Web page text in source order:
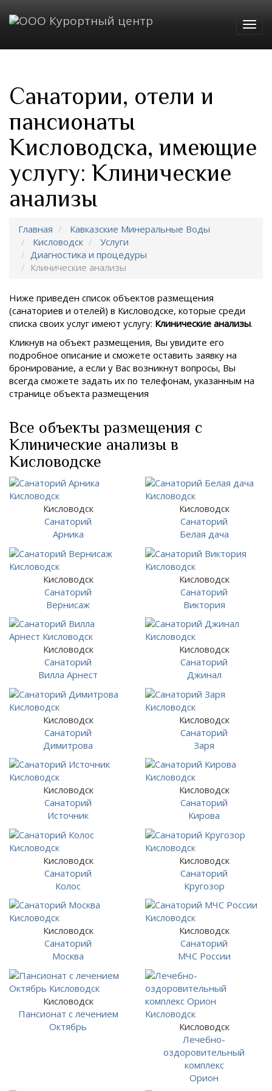
Санатории, отели и
пансионаты
Кисловодска, имеющие
услугу: Клинические
анализы
Главная
Кавказские Минеральные Воды
Кисловодск
Услуги
Диагностика и процедуры
Клинические анализы
Ниже приведен список объектов размещения
(санаториев и отелей) в Кисловодске, которые среди
списка своих услуг имеют услугу: Клинические анализы.
Кликнув на объект размещения, Вы увидите его
подробное описание и сможете оставить заявку на
бронирование, а если у Вас возникнут вопросы, Вы
всегда сможете задать их по телефонам, указанным на
странице объекта размещения
Все объекты размещения с
Клинические анализы в
Кисловодске
Кисловодск
Санаторий
Арника
Кисловодск
Санаторий
Белая дача
Кисловодск
Санаторий
Вернисаж
Кисловодск
Санаторий
Виктория
Кисловодск
Санаторий
Вилла Арнест
Кисловодск
Санаторий
Джинал
Кисловодск
Санаторий
Димитрова
Кисловодск
Санаторий
Заря
Кисловодск
Санаторий
Источник
Кисловодск
Санаторий
Кирова
Кисловодск
Санаторий
Колос
Кисловодск
Санаторий
Кругозор
Кисловодск
Санаторий
Москва
Кисловодск
Санаторий
МЧС России
Кисловодск
Пансионат с лечением
Октябрь
Кисловодск
Лечебно-
оздоровительный
комплекс
Орион